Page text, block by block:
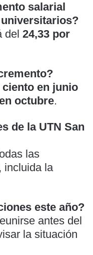
salarial
del 24,33 por
ciento en junio
octubre.
de la UTN San
las
incluida la
este año?
antes del
la situación